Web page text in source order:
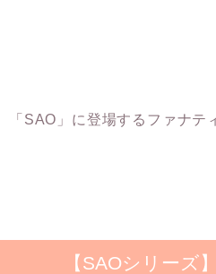
「SAO」に登場するファナ
【SAOシリーズ